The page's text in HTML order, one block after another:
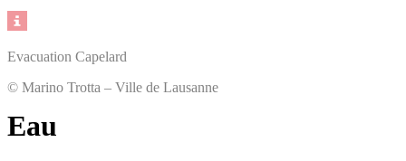
Evacuation Capelard
© Marino Trotta – Ville de Lausanne
Eau